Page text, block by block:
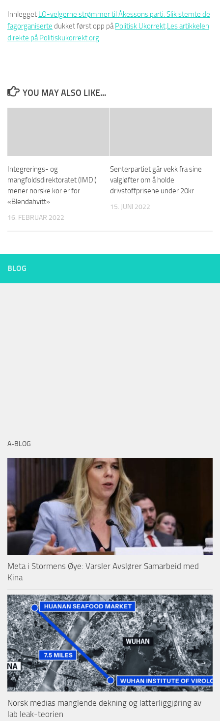
Innlegget LO-velgerne strømmer til Åkessons parti: Slik stemte de
fagorganiserte dukket først opp påPolitisk Ukorrekt.Les artikkelen
direkte på Politiskukorrekt.org
YOU MAY ALSO LIKE...
Integrerings- og
mangfoldsdirektoratet (IMDi)
mener norske kor er for
«Blendahvitt»
16. FEBRUAR 2022
Senterpartiet går vekk fra sine
valgløfter om å holde
drivstoffprisene under 20kr
15. JUNI 2022
BLOG
A-BLOG
Meta i Stormens Øye: Varsler Avslører Samarbeid med
Kina
Norsk medias manglende dekning og latterliggjøring av
lab leak-teorien